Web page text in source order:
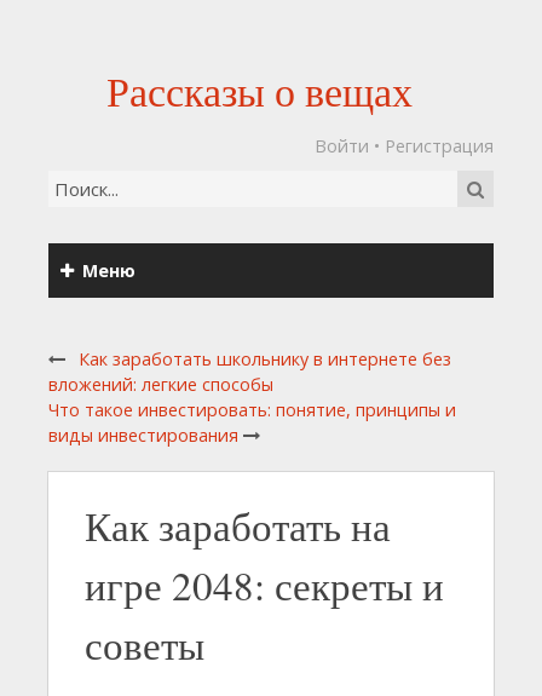
Рассказы о вещах
Войти • Регистрация
Меню
Как заработать школьнику в интернете без
вложений: легкие способы
Что такое инвестировать: понятие, принципы и
виды инвестирования
Как заработать на
игре 2048: секреты и
советы